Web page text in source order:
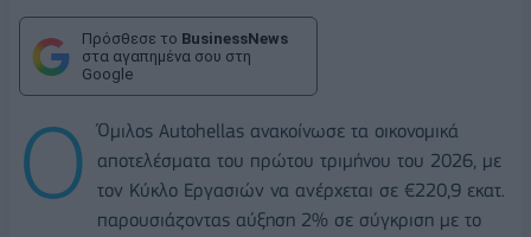
Πρόσθεσε το BusinessNews
στα αγαπημένα σου στη
Google
Ο
Όμιλος Autohellas ανακοίνωσε τα οικονομικά
αποτελέσματα του πρώτου τριμήνου του 2026, με
τον Κύκλο Εργασιών να ανέρχεται σε €220,9 εκατ.
παρουσιάζοντας αύξηση 2% σε σύγκριση με το